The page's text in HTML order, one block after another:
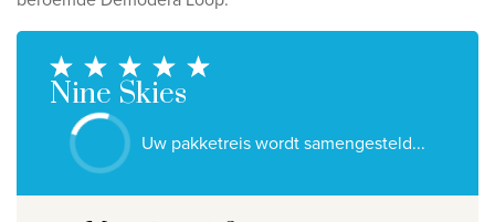
Adults only
Bekijk alle thema's
De beste aanbiedingen
Nine Skies
Uw pakketreis wordt samengesteld...